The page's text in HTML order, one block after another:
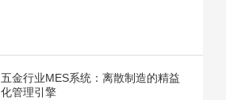
五金行业MES系统：离散制造的精益
化管理引擎